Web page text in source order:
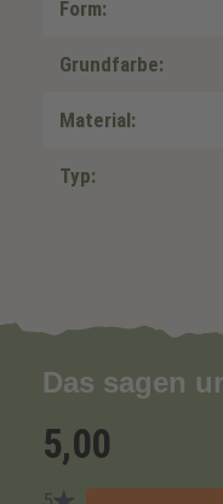
Form:
Grundfarbe:
Material:
Typ:
Das sagen